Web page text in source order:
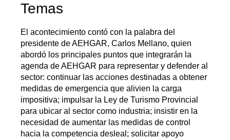
Temas
El acontecimiento contó con la palabra del
presidente de AEHGAR, Carlos Mellano, quien
abordó los principales puntos que integrarán la
agenda de AEHGAR para representar y defender al
sector: continuar las acciones destinadas a obtener
medidas de emergencia que alivien la carga
impositiva; impulsar la Ley de Turismo Provincial
para ubicar al sector como industria; insistir en la
necesidad de aumentar las medidas de control
hacia la competencia desleal; solicitar apoyo